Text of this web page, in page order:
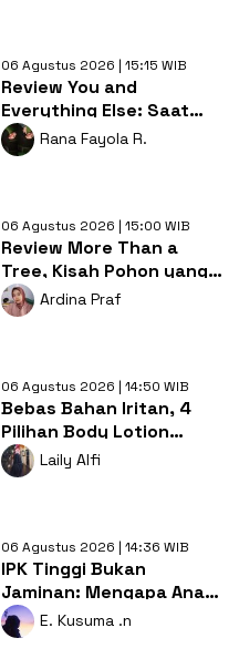
06 Agustus 2026 | 15:15 WIB
Review You and
Everything Else: Saat
Persahabatan Jadi
Sumber Luka Dalam
Rana Fayola R.
06 Agustus 2026 | 15:00 WIB
Review More Than a
Tree, Kisah Pohon yang
Mengajarkan Arti
Kehilangan
Ardina Praf
06 Agustus 2026 | 14:50 WIB
Bebas Bahan Iritan, 4
Pilihan Body Lotion
Fragrance-Free untuk
Kulit Eksim
Laily Alfi
06 Agustus 2026 | 14:36 WIB
IPK Tinggi Bukan
Jaminan: Mengapa Anak
Pintar Sering Tertinggal
dari yang Biasa Saja?
E. Kusuma .n